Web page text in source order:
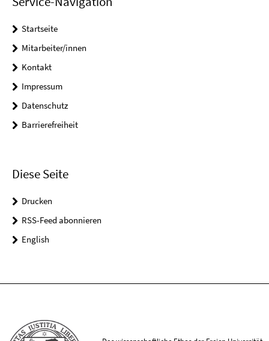
Startseite
Mitarbeiter/innen
Kontakt
Impressum
Datenschutz
Barrierefreiheit
Diese Seite
Drucken
RSS-Feed abonnieren
English